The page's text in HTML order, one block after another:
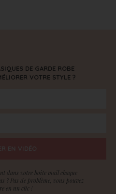
DE GARDE ROBE
VOTRE STYLE ?
dans votre boite mail chaque
? Pas de problème, vous pouvez
en un clic !